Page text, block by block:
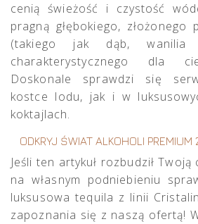
cenią świeżość i czystość
pragną głębokiego, złożonego
(takiego jak dąb, wanilia
charakterystycznego dla
Doskonale sprawdzi się
kostce lodu, jak i w
koktajlach.
ODKRYJ ŚWIAT ALKOHOLI PREMIUM
Jeśli ten artykuł rozbudził
na własnym podniebieniu
luksusowa tequila z linii
zapoznania się z naszą ofertą!